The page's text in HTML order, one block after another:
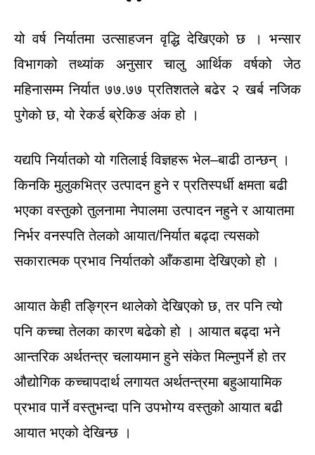
यो वर्ष निर्यातमा उत्साहजन वृद्धि देखिएको छ । भन्सार
विभागको तथ्यांक अनुसार चालु आर्थिक वर्षको जेठ
महिनासम्म निर्यात ७७.७७ प्रतिशतले बढेर २ खर्ब नजिक
पुगेको छ, यो रेकर्ड ब्रेकिङ अंक हो ।
यद्यपि निर्यातको यो गतिलाई विज्ञहरू भेल–बाढी ठान्छन् ।
किनकि मुलुकभित्र उत्पादन हुने र प्रतिस्पर्धी क्षमता बढी
भएका वस्तुको तुलनामा नेपालमा उत्पादन नहुने र आयातमा
निर्भर वनस्पति तेलको आयात/निर्यात बढ्दा त्यसको
सकारात्मक प्रभाव निर्यातको आँकडामा देखिएको हो ।
आयात केही तङ्ग्रिन थालेको देखिएको छ, तर पनि त्यो
पनि कच्चा तेलका कारण बढेको हो । आयात बढ्दा भने
आन्तरिक अर्थतन्त्र चलायमान हुने संकेत मिल्नुपर्ने हो तर
औद्योगिक कच्चापदार्थ लगायत अर्थतन्त्रमा बहुआयामिक
प्रभाव पार्ने वस्तुभन्दा पनि उपभोग्य वस्तुको आयात बढी
आयात भएको देखिन्छ ।